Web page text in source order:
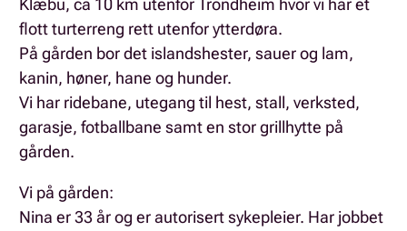
Klæbu, ca 10 km utenfor Trondheim hvor vi har et
flott turterreng rett utenfor ytterdøra.
På gården bor det islandshester, sauer og lam,
kanin, høner, hane og hunder.
Vi har ridebane, utegang til hest, stall, verksted,
garasje, fotballbane samt en stor grillhytte på
gården.
Vi på gården:
Nina er 33 år og er autorisert sykepleier. Har jobbet